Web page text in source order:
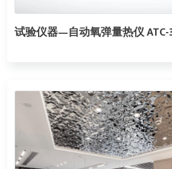
试验仪器—自动氧弹量热仪